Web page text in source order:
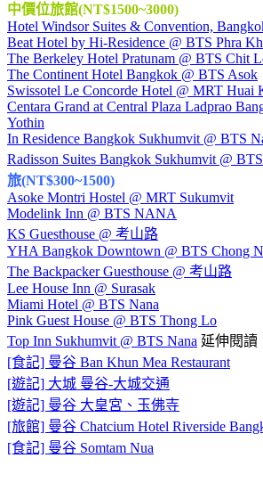
中價位旅館(NT$1500~3000)
Hotel Windsor Suites & Convention,
Beat Hotel by Hi-Residence @ BTS Phra
The Berkeley Hotel Pratunam @ BTS Chit
The Continent Hotel Bangkok @ BTS Asok
Swissotel Le Concorde Hotel @ MRT Huai
Centara Grand at Central Plaza Ladprao
Yothin
In Residence Bangkok Sukhumvit @ BTS
Radisson Suites Bangkok Sukhumvit @
旅(NT$300~1500)
Asoke Montri Hostel @ MRT Sukumvit
Modelink Inn @ BTS NANA
KS Guesthouse @ 考山路
YHA Bangkok Downtown @ BTS Chong
The Backpacker Guesthouse @ 考山路
Lee House Inn @ Surasak
Miami Hotel @ BTS Nana
Pink Guest House @ BTS Thong Lo
Top Inn Sukhumvit @ BTS Nana 延伸閱讀
[食記] 曼谷 Ban Khun Mea Restaurant
[遊記] 大城 曼谷-大城交通
[遊記] 曼谷 大皇宮、玉佛寺
[旅館] 曼谷 Chatcium Hotel Riverside
[食記] 曼谷 Somtam Nua